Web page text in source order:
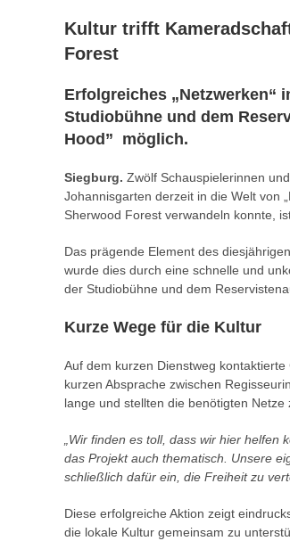
Kultur trifft
Forest
Erfolgreiches „Netzwerken“
Studiobühne und dem
Hood” möglich.
Siegburg. Zwölf Schauspielerinnen
Johannisgarten derzeit in die Welt von
Sherwood Forest verwandeln konnte,
Das prägende Element des
wurde dies durch eine schnelle und
der Studiobühne und dem
Kurze Wege für die Kultur
Auf dem kurzen Dienstweg
kurzen Absprache zwischen
lange und stellten die benötigten Netze
„Wir finden es toll, dass wir hier helfen
das Projekt auch thematisch. Unsere
schließlich dafür ein, die Freiheit zu
Diese erfolgreiche Aktion zeigt
die lokale Kultur gemeinsam zu